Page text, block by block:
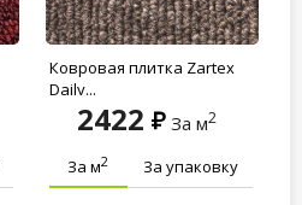
Ковровая плитка Zartex
Daily...
2422 За м2
За м2 За упаковку